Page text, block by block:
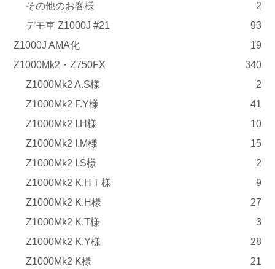
その他のお客様
2
デモ車 Z1000J #21
93
Z1000J AMA化
19
Z1000Mk2・Z750FX
340
Z1000Mk2 A.S様
2
Z1000Mk2 F.Y様
41
Z1000Mk2 I.H様
10
Z1000Mk2 I.M様
15
Z1000Mk2 I.S様
2
Z1000Mk2 K.Hｉ様
9
Z1000Mk2 K.H様
27
Z1000Mk2 K.T様
3
Z1000Mk2 K.Y様
28
Z1000Mk2 K様
21